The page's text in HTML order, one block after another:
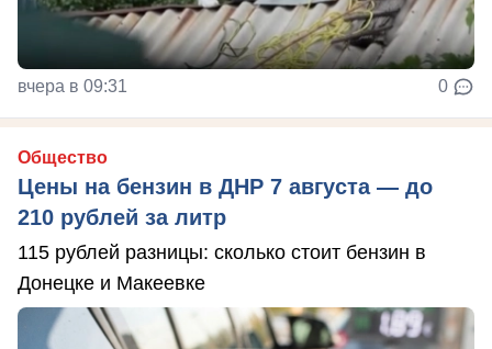
вчера в 09:31 0
Общество
Цены на бензин в ДНР 7 августа — до
210 рублей за литр
115 рублей разницы: сколько стоит бензин в
Донецке и Макеевке